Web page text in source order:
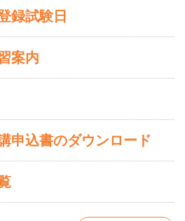
録試験日
案内
込書のダウンロード